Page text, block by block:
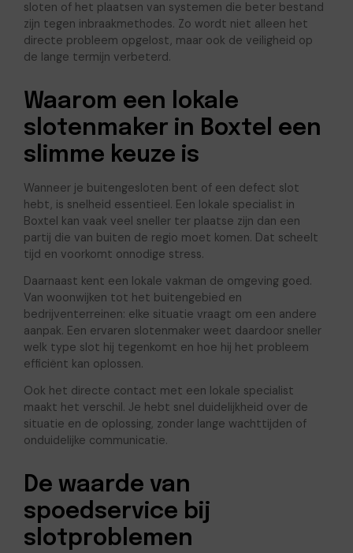
sloten of het plaatsen van systemen die beter bestand
zijn tegen inbraakmethodes. Zo wordt niet alleen het
directe probleem opgelost, maar ook de veiligheid op
de lange termijn verbeterd.
Waarom een lokale
slotenmaker in Boxtel een
slimme keuze is
Wanneer je buitengesloten bent of een defect slot
hebt, is snelheid essentieel. Een lokale specialist in
Boxtel kan vaak veel sneller ter plaatse zijn dan een
partij die van buiten de regio moet komen. Dat scheelt
tijd en voorkomt onnodige stress.
Daarnaast kent een lokale vakman de omgeving goed.
Van woonwijken tot het buitengebied en
bedrijventerreinen: elke situatie vraagt om een andere
aanpak. Een ervaren slotenmaker weet daardoor sneller
welk type slot hij tegenkomt en hoe hij het probleem
efficiënt kan oplossen.
Ook het directe contact met een lokale specialist
maakt het verschil. Je hebt snel duidelijkheid over de
situatie en de oplossing, zonder lange wachttijden of
onduidelijke communicatie.
De waarde van
spoedservice bij
slotproblemen